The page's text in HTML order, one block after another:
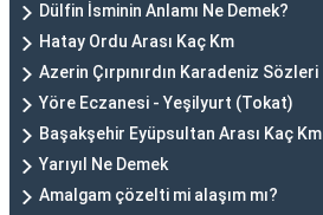
Dülfin İsminin Anlamı Ne Demek?
Hatay Ordu Arası Kaç Km
Azerin Çırpınırdın Karadeniz Sözleri
Yöre Eczanesi - Yeşilyurt (Tokat)
Başakşehir Eyüpsultan Arası Kaç Km
Yarıyıl Ne Demek
Amalgam çözelti mi alaşım mı?